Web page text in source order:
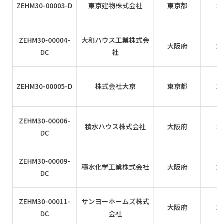
ZEHM30-00003-D 東京建物株式会社 東京都
ZEHM30-00004-
DC
大和ハウス工業株式会
社
大阪府
ZEHM30-00005-D 株式会社大京 東京都
ZEHM30-00006-
DC
積水ハウス株式会社 大阪府
ZEHM30-00009-
DC
積水化学工業株式会社 大阪府
ZEHM30-00011-
DC
サンヨーホームズ株式
会社
大阪府